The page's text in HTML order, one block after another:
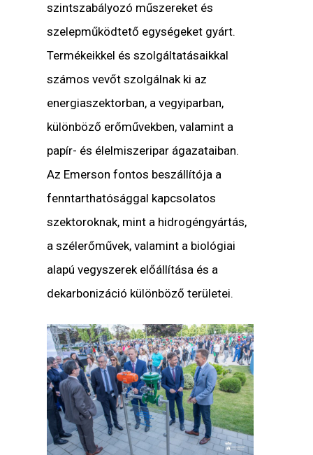
szintszabályozó műszereket és
szelepműködtető egységeket gyárt.
Termékeikkel és szolgáltatásaikkal
számos vevőt szolgálnak ki az
energiaszektorban, a vegyiparban,
különböző erőművekben, valamint a
papír- és élelmiszeripar ágazataiban.
Az Emerson fontos beszállítója a
fenntarthatósággal kapcsolatos
szektoroknak, mint a hidrogéngyártás,
a szélerőművek, valamint a biológiai
alapú vegyszerek előállítása és a
dekarbonizáció különböző területei.